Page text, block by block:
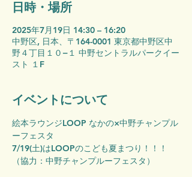
日時・場所
2025年7月19日 14:30 – 16:20
中野区, 日本、〒164-0001 東京都中野区中
野４丁目１０−１ 中野セントラルパークイー
スト １F
イベントについて
絵本ラウンジLOOP なかの×中野チャンプル
ーフェスタ
7/19(土)はLOOPのこども夏まつり！！！
（協力：中野チャンプルーフェスタ）